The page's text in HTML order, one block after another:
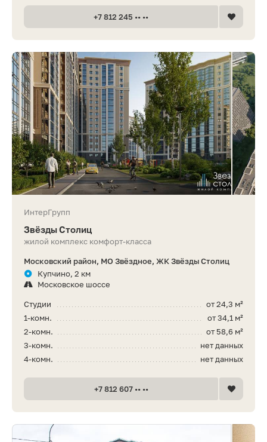
+7 812 245 •• ••
ИнтерГрупп
Звёзды Столиц
жилой комплекс комфорт-класса
Московский район, МО Звёздное, ЖК Звёзды Столиц
Купчино, 2 км
Московское шоссе
от 24,3 м²
Студии
от 34,1 м²
1-комн.
от 58,6 м²
2-комн.
нет данных
3-комн.
нет данных
4-комн.
+7 812 607 •• ••